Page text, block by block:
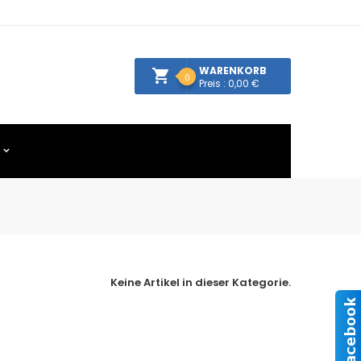
WARENKORB
0 Preis : 0,00 €
Keine Artikel in dieser Kategorie.